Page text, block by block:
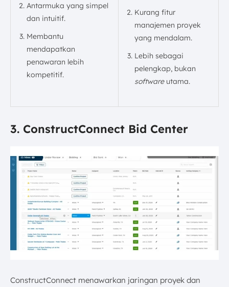
Antarmuka yang simpel
dan intuitif.
Membantu
mendapatkan
penawaran lebih
kompetitif.
Kurang fitur
manajemen proyek
yang mendalam.
Lebih sebagai
pelengkap, bukan
softwareutama.
3. ConstructConnect Bid Center
ConstructConnect menawarkan jaringan proyek dan